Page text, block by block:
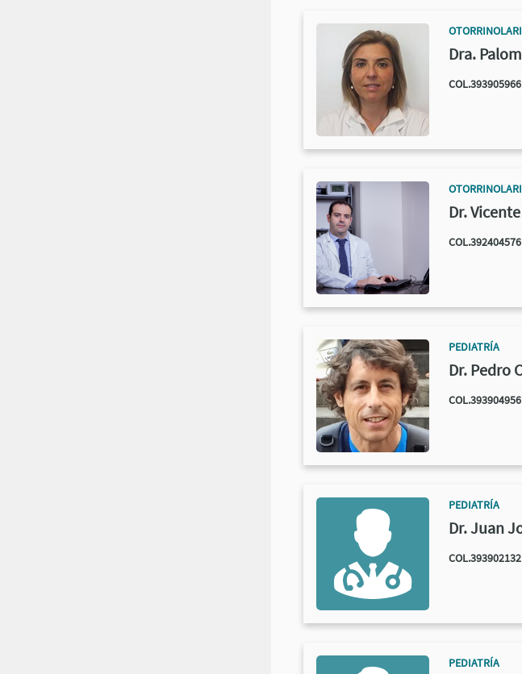
Dra.
COL.393905966
Dr.
COL.392404576
PEDIATRÍA
Dr. Pedro
COL.393904956
PEDIATRÍA
Dr. Juan
COL.393902132
PEDIATRÍA